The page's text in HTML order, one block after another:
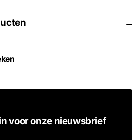
voor onze nieuwsbrief